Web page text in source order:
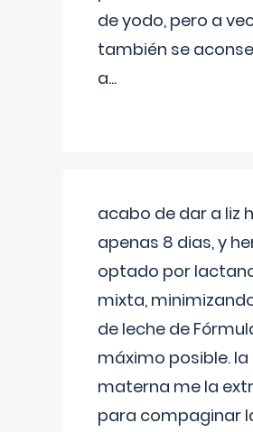
de yodo, pero a
también se
a...
acabo de dar a liz
apenas 8 dias, y
optado por
mixta,
de leche de
máximo posible. la
materna me la
para compaginar